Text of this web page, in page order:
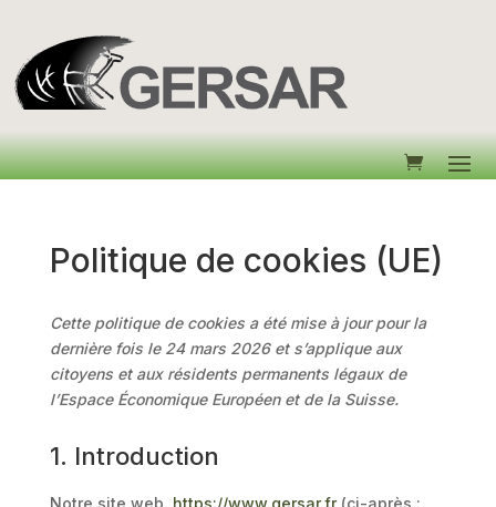
Politique de cookies (UE)
Cette politique de cookies a été mise à jour pour la
dernière fois le 24 mars 2026 et s’applique aux
citoyens et aux résidents permanents légaux de
l’Espace Économique Européen et de la Suisse.
1. Introduction
Notre site web, https://www.gersar.fr(ci-après :